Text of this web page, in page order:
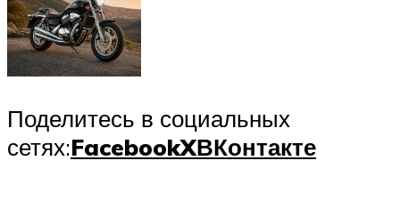
Поделитесь в социальных
сетях:FacebookXВКонтакте